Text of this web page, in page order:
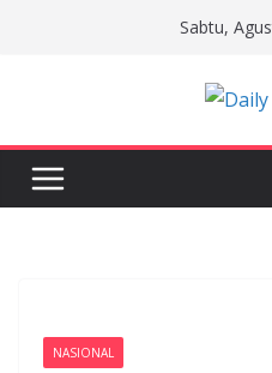
Sabtu,
NASIONAL